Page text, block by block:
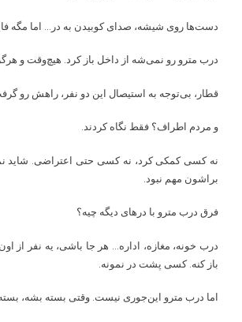
دست‌ها روی شیشه، صدای کوبیدن به در… اما مگه
درب مترو رو نمی‌شه از داخل باز کرد. هیچ‌وقت و هرگز.
قطار، بی‌توجه به استیصال این دو نفر، راهش رو
و مردم اطراف؟ فقط نگاه کردند.
نه کسی کمکی کرد، نه کسی حتی اعتراضی. شاید
براشون مهم نبود.
فرق درب مترو با درهای دیگه چیه؟
درب خونه، مغازه، اداره… هر جا باشی، یه نفر از
باز کنه. کسی پشت در نمونه.
اما درب مترو این‌جوری نیست. وقتی بسته بشه،